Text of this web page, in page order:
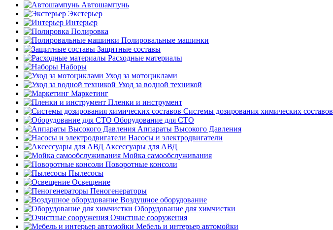
Автошампунь
Экстерьер
Интерьер
Полировка
Полировальные машинки
Защитные составы
Расходные материалы
Наборы
Уход за мотоциклами
Уход за водной техникой
Маркетинг
Пленки и инструмент
Системы дозирования химических составов
Оборудование для СТО
Аппараты Высокого Давления
Насосы и электродвигатели
Аксессуары для АВД
Мойка самообслуживания
Поворотные консоли
Пылесосы
Освещение
Пеногенераторы
Воздушное оборудование
Оборудование для химчистки
Очистные сооружения
Мебель и интерьер автомойки